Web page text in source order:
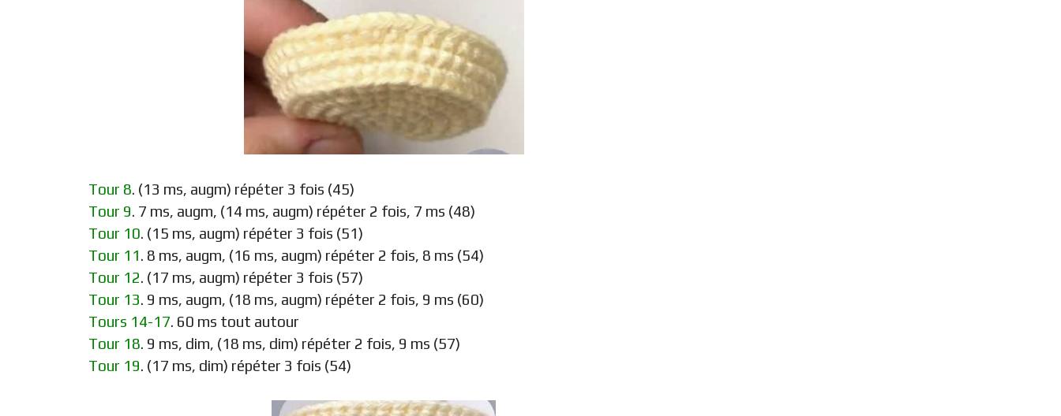
Tour 8. (13 ms, augm) répéter 3 fois (45)
Tour 9. 7 ms, augm, (14 ms, augm) répéter 2 fois, 7 ms (48)
Tour 10. (15 ms, augm) répéter 3 fois (51)
Tour 11. 8 ms, augm, (16 ms, augm) répéter 2 fois, 8 ms (54)
Tour 12. (17 ms, augm) répéter 3 fois (57)
Tour 13. 9 ms, augm, (18 ms, augm) répéter 2 fois, 9 ms (60)
Tours 14-17. 60 ms tout autour
Tour 18. 9 ms, dim, (18 ms, dim) répéter 2 fois, 9 ms (57)
Tour 19. (17 ms, dim) répéter 3 fois (54)